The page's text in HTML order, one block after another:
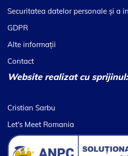
Securitatea datelor personale şi a
GDPR
Alte informaţii
Contact
Website realizat cu sprijinul:
Cristian Sarbu
Let's Meet Romania